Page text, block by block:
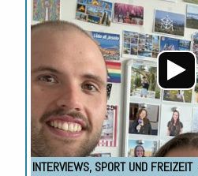
INTERVIEWS, SPORT UND FREIZEIT